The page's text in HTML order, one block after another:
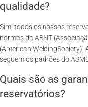
qualidade?
Sim, todos os nossos
normas da ABNT
(American WeldingSociety).
seguem os padrões do
Quais são as
reservatórios?